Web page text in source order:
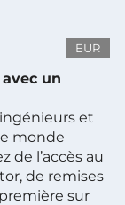
EUR
un
et
monde
de l’accès au
de remises
sur